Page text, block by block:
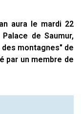
aura le mardi 22
de Saumur,
montagnes" de
par un membre de